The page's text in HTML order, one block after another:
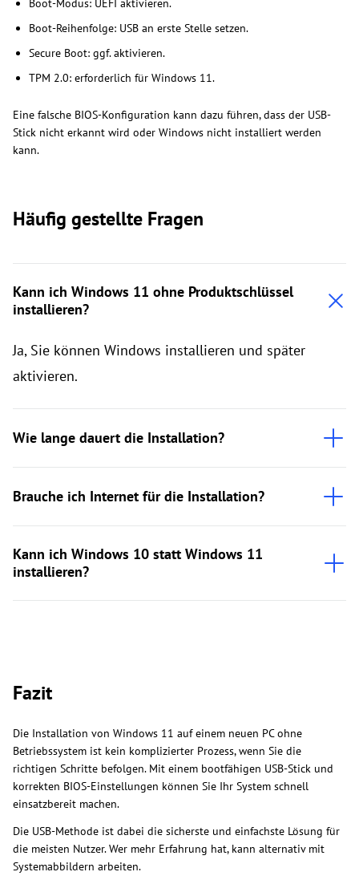
Boot-Modus: UEFI aktivieren.
Boot-Reihenfolge: USB an erste Stelle setzen.
Secure Boot: ggf. aktivieren.
TPM 2.0: erforderlich für Windows 11.
Eine falsche BIOS-Konfiguration kann dazu führen, dass der USB-
Stick nicht erkannt wird oder Windows nicht installiert werden
kann.
Häufig gestellte Fragen
Kann ich Windows 11 ohne Produktschlüssel
installieren?
Ja, Sie können Windows installieren und später
aktivieren.
Wie lange dauert die Installation?
Brauche ich Internet für die Installation?
Kann ich Windows 10 statt Windows 11
installieren?
Fazit
Die Installation von Windows 11 auf einem neuen PC ohne
Betriebssystem ist kein komplizierter Prozess, wenn Sie die
richtigen Schritte befolgen. Mit einem bootfähigen USB-Stick und
korrekten BIOS-Einstellungen können Sie Ihr System schnell
einsatzbereit machen.
Die USB-Methode ist dabei die sicherste und einfachste Lösung für
die meisten Nutzer. Wer mehr Erfahrung hat, kann alternativ mit
Systemabbildern arbeiten.